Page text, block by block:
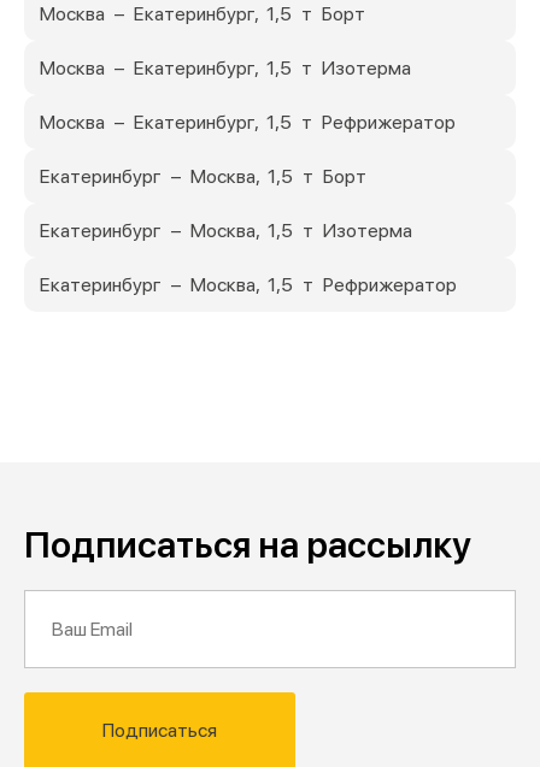
Москва – Екатеринбург, 1,5 т Борт
Москва – Екатеринбург, 1,5 т Изотерма
Москва – Екатеринбург, 1,5 т Рефрижератор
Екатеринбург – Москва, 1,5 т Борт
Екатеринбург – Москва, 1,5 т Изотерма
Екатеринбург – Москва, 1,5 т Рефрижератор
Подписаться на рассылку
Подписаться